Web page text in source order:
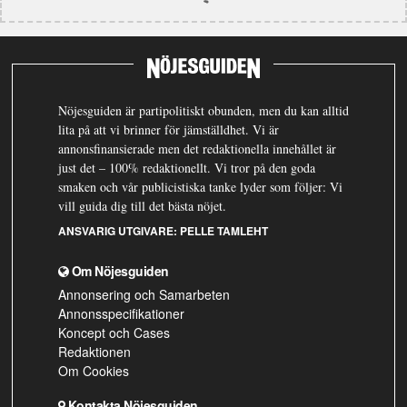
Nöjesguiden är partipolitiskt obunden, men du kan alltid
lita på att vi brinner för jämställdhet. Vi är
annonsfinansierade men det redaktionella innehållet är
just det – 100% redaktionellt. Vi tror på den goda
smaken och vår publicistiska tanke lyder som följer: Vi
vill guida dig till det bästa nöjet.
ANSVARIG UTGIVARE: PELLE TAMLEHT
Om Nöjesguiden
Annonsering och Samarbeten
Annonsspecifikationer
Koncept och Cases
Redaktionen
Om Cookies